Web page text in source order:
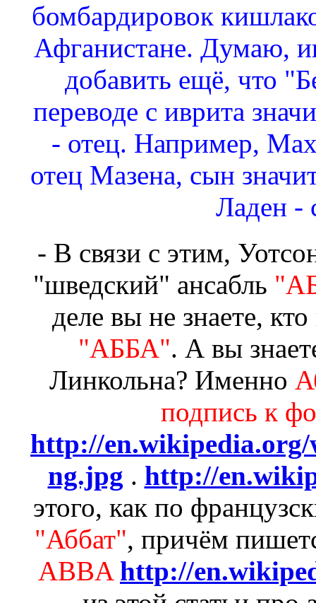
бомбардировок
Афганистане. Думаю,
добавить ещё, что
переводе с иврита
- отец. Например,
отец Мазена, сын
Ладен -
- В связи с этим,
"шведский" ансабль
деле вы не знаете,
"АББА". А вы
Линкольна? Именно
подпись к
http://
ng.jpg . http://
этого, как по
"Аббат", причём
ABBA http://